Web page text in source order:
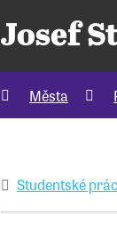
Josef
Města
Studentské